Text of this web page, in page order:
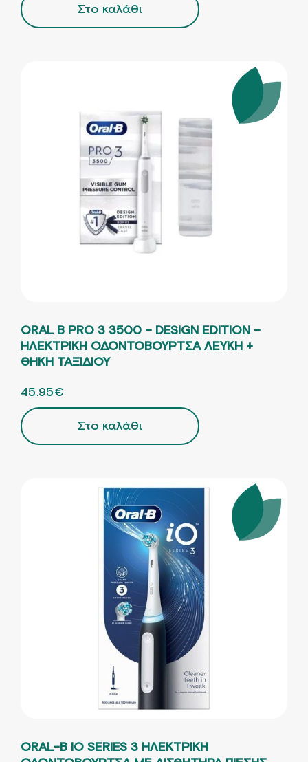
Στο καλάθι
ORAL B PRO 3 3500 – DESIGN EDITION –
ΗΛΕΚΤΡΙΚΗ ΟΔΟΝΤΟΒΟΥΡΤΣΑ ΛΕΥΚΗ +
ΘΗΚΗ ΤΑΞΙΔΙΟΥ
ORIGINAL PRICE WAS: 102.11€.
45.95€
Στο καλάθι
ORAL-B IO SERIES 3 ΗΛΕΚΤΡΙΚΗ